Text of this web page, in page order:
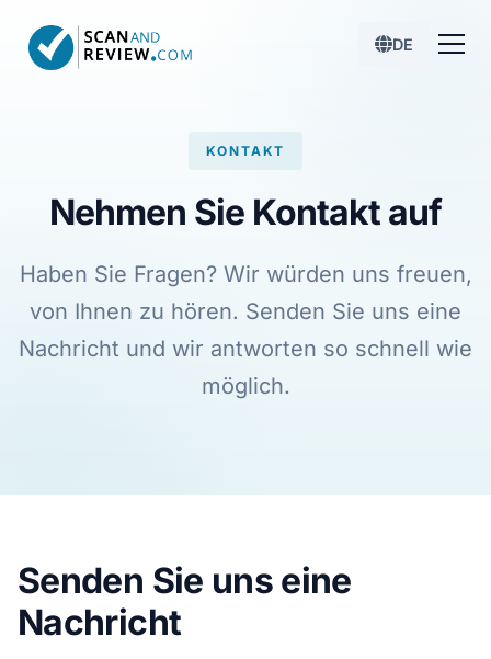
DE
KONTAKT
Nehmen Sie Kontakt auf
Haben Sie Fragen? Wir würden uns freuen,
von Ihnen zu hören. Senden Sie uns eine
Nachricht und wir antworten so schnell wie
möglich.
Senden Sie uns eine
Nachricht